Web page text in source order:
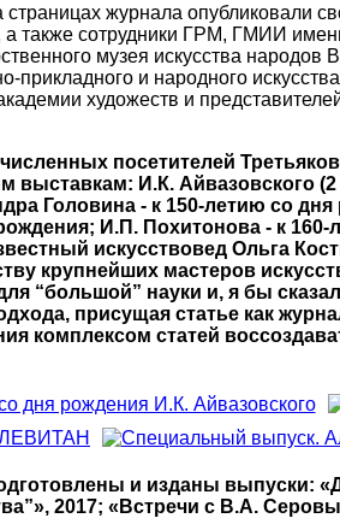
журнала опубликовали
а также сотрудники ГРМ, ГМИИ
музея искусства народов
и народного
художеств и
посетителей
И.К. Айвазовского
Головина - к 150-летию со
И.П. Похитонова - к 160-
искусствовед Ольга
крупнейших мастеров
“большой” науки и, я бы
присущая статье как
комплексом статей
и изданы выпуски:
2017; «Встречи с В.А.